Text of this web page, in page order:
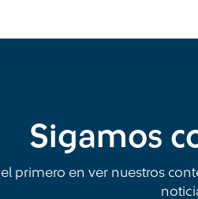
Sigamos
el primero en ver nuestros